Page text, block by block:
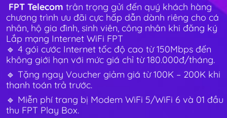
FPT Telecom trân trọng gửi đến quý khách hàng
chương trình ưu đãi cực hấp dẫn dành riêng cho cá
nhân, hộ gia đình, sinh viên, công nhân khi đăng ký
Lắp mạng Internet WiFi FPT
🔹 4 gói cước Internet tốc độ cao từ 150Mbps đến
không giới hạn với mức giá chỉ từ 180.000đ/tháng.
🔹 Tặng ngay Voucher giảm giá từ 100K – 200K khi
thanh toán trả trước.
🔹 Miễn phí trang bị Modem WiFi 5/WiFi 6 và 01 đầu
thu FPT Play Box.